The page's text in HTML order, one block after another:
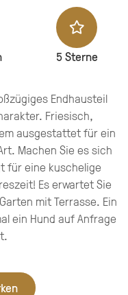
5 Sterne
Endhausteil
Friesisch,
ausgestattet für ein
Machen Sie es sich
für eine kuschelige
Es erwartet Sie
mit Terrasse. Ein
ein Hund auf Anfrage